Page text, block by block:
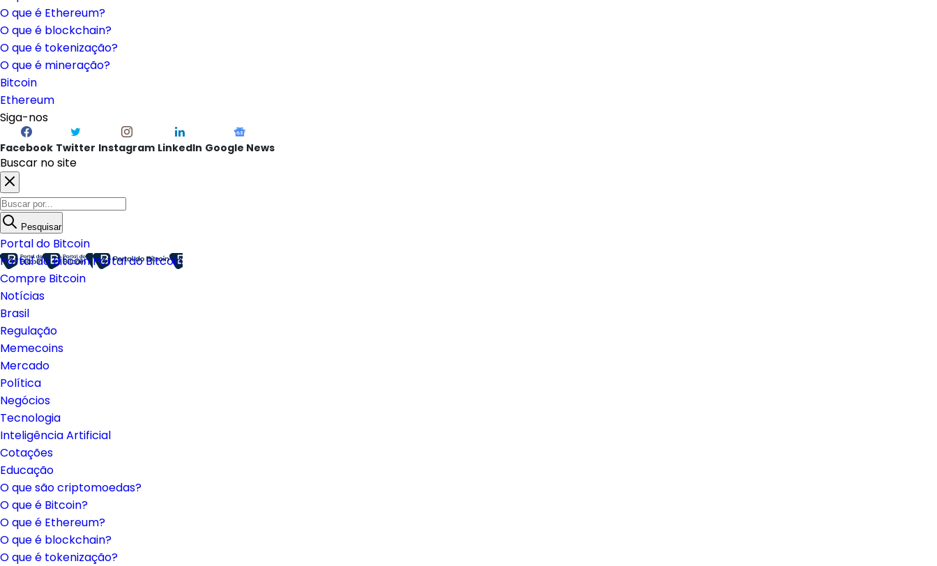
O que é Ethereum?
O que é blockchain?
O que é tokenização?
O que é mineração?
Bitcoin
Ethereum
Siga-nos
Facebook Twitter Instagram LinkedIn Google News
Buscar no site
Pesquisar
Portal do Bitcoin
Portal do BitcoinPortal do Bitcoin
Compre Bitcoin
Notícias
Brasil
Regulação
Memecoins
Mercado
Política
Negócios
Tecnologia
Inteligência Artificial
Cotações
Educação
O que são criptomoedas?
O que é Bitcoin?
O que é Ethereum?
O que é blockchain?
O que é tokenização?